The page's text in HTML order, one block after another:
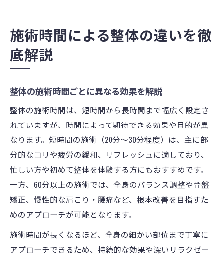
施術時間による整体の違いを徹
底解説
整体の施術時間ごとに異なる効果を解説
整体の施術時間は、短時間から長時間まで幅広く設定さ
れていますが、時間によって期待できる効果や目的が異
なります。短時間の施術（20分〜30分程度）は、主に部
分的なコリや疲労の緩和、リフレッシュに適しており、
忙しい方や初めて整体を体験する方にもおすすめです。
一方、60分以上の施術では、全身のバランス調整や骨盤
矯正、慢性的な肩こり・腰痛など、根本改善を目指すた
めのアプローチが可能となります。
施術時間が長くなるほど、全身の細かい部位まで丁寧に
アプローチできるため、持続的な効果や深いリラクゼー